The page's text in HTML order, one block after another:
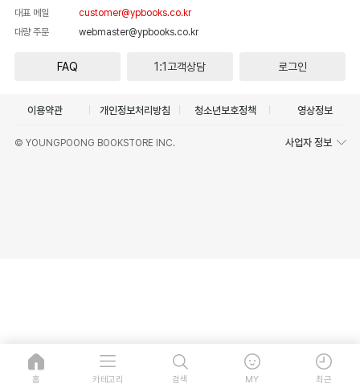
대표 메일
customer@ypbooks.co.kr
대량 주문
webmaster@ypbooks.co.kr
FAQ 1:1고객상담 로그인
이용약관 개인정보처리방침 청소년보호정책 영상정보
© YOUNGPOONG BOOKSTORE INC. 사업자 정보
홈 카테고리 검색 MY 최근